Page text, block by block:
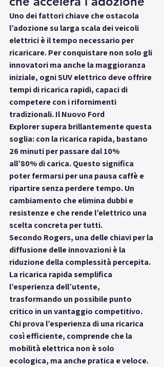
Uno dei fattori chiave che ostacola
l’adozione su larga scala dei veicoli
elettrici è il tempo necessario per
ricaricare. Per conquistare non solo gli
innovatori ma anche la maggioranza
iniziale, ogni SUV elettrico deve offrire
tempi di ricarica rapidi, capaci di
competere con i rifornimenti
tradizionali. Il Nuovo Ford
Explorer supera brillantemente questa
soglia: con la ricarica rapida, bastano
26 minuti per passare dal 10%
all’80% di carica. Questo significa
poter fermarsi per una pausa caffè e
ripartire senza perdere tempo. Un
cambiamento che elimina dubbi e
resistenze e che rende l’elettrico una
scelta concreta per tutti.
Secondo Rogers, una delle chiavi per la
diffusione delle innovazioni è la
riduzione della complessità percepita.
La ricarica rapida semplifica
l’esperienza dell’utente,
trasformando un possibile punto
critico in un vantaggio competitivo.
Chi prova l’esperienza di una ricarica
così efficiente, comprende che la
mobilità elettrica non è solo
ecologica, ma anche pratica e veloce.